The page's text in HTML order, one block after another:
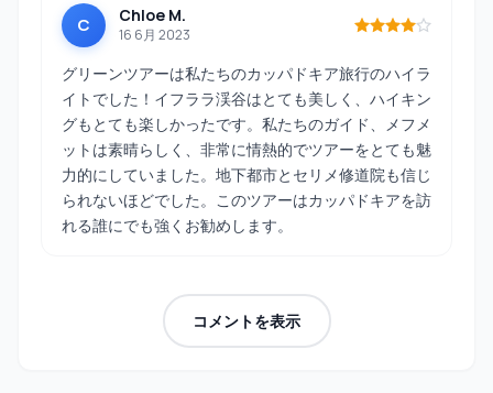
C Chloe M.
16 6月 2023
グリーンツアーは私たちのカッパドキア旅行のハイラ
イトでした！イフララ渓谷はとても美しく、ハイキン
グもとても楽しかったです。私たちのガイド、メフメ
ットは素晴らしく、非常に情熱的でツアーをとても魅
力的にしていました。地下都市とセリメ修道院も信じ
られないほどでした。このツアーはカッパドキアを訪
れる誰にでも強くお勧めします。
コメントを表示